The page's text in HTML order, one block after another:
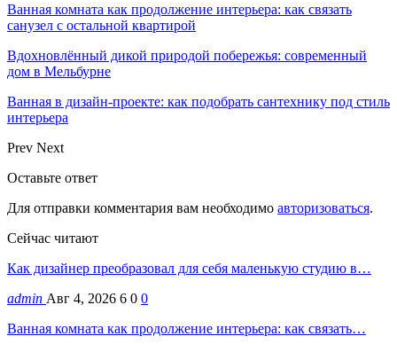
Ванная комната как продолжение интерьера: как связать
санузел с остальной квартирой
Вдохновлённый дикой природой побережья: современный
дом в Мельбурне
Ванная в дизайн-проекте: как подобрать сантехнику под стиль
интерьера
Prev Next
Оставьте ответ
Для отправки комментария вам необходимо авторизоваться.
Сейчас читают
Как дизайнер преобразовал для себя маленькую студию в…
admin Авг 4, 2026 6 0 0
Ванная комната как продолжение интерьера: как связать…